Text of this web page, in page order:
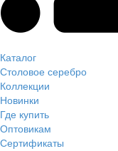
Каталог
Столовое серебро
Коллекции
Новинки
Где купить
Оптовикам
Сертификаты